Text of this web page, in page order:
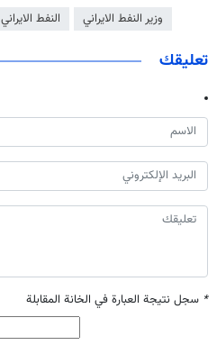
وزير النفط الايراني النفط الايراني
تعليقك
* سجل نتيجة العبارة في الخانة المقابلة